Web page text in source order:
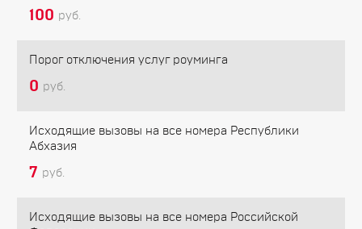
100 руб.
Порог отключения услуг роуминга
0 руб.
Исходящие вызовы на все номера Республики
Абхазия
7 руб.
Исходящие вызовы на все номера Российской